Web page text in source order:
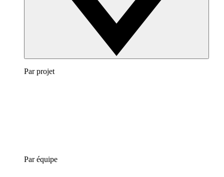
Par projet
Par équipe